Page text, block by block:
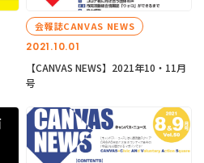
2021.10.01
会報誌CANVAS NEWS
【CANVAS NEWS】2021年10・11月
号